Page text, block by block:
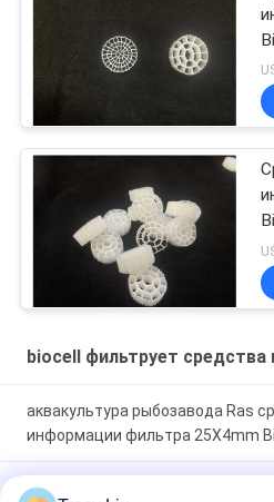
biocell фильтрует
аквакультура рыбозавода Ras
информации фильтра 25X4mm
Y5 УПРАВЛЕНИЕ ПО